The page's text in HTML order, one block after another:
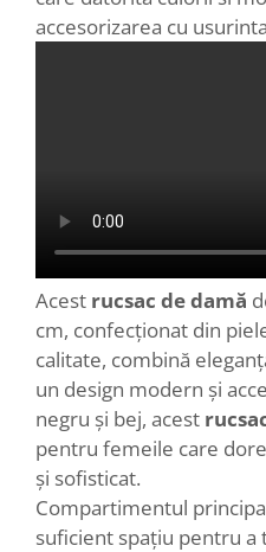
accesorizarea cu
Acest rucsac de damă
cm, confecționat din
calitate, combină
un design modern și
negru și bej, acest
pentru femeile care
și sofisticat.
Compartimentul
suficient spațiu pentru